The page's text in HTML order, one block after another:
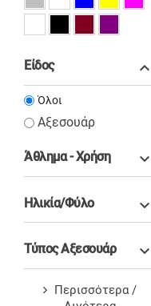
Είδος 
Όλοι
Αξεσουάρ
Άθλημα - Χρήση 
Ηλικία/Φύλο 
Τύπος Αξεσουάρ 
Περισσότερα /